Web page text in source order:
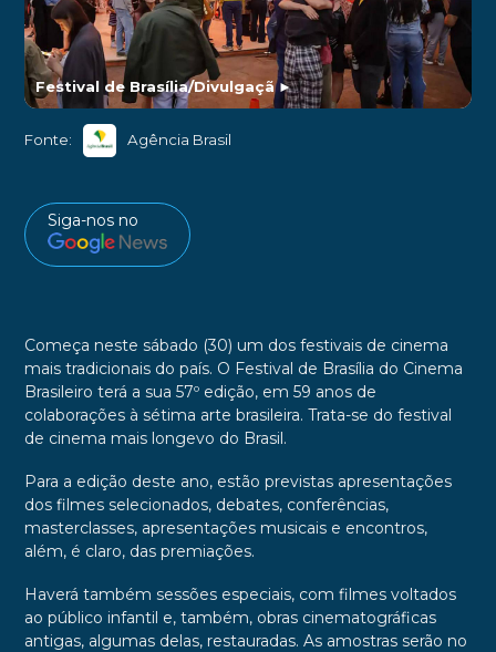
Festival de Brasília/Divulgaçã►
Fonte: Agência Brasil
Siga-nos no
Começa neste sábado (30) um dos festivais de cinema
mais tradicionais do país. O Festival de Brasília do Cinema
Brasileiro terá a sua 57º edição, em 59 anos de
colaborações à sétima arte brasileira. Trata-se do festival
de cinema mais longevo do Brasil.
Para a edição deste ano, estão previstas apresentações
dos filmes selecionados, debates, conferências,
masterclasses, apresentações musicais e encontros,
além, é claro, das premiações.
Haverá também sessões especiais, com filmes voltados
ao público infantil e, também, obras cinematográficas
antigas, algumas delas, restauradas. As amostras serão no